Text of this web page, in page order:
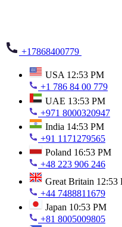
+17868400779
USA 12:53 PM
+1 786 84 00 779
UAE 13:53 PM
+971 8000320947
India 14:53 PM
+91 1171279565
Poland 16:53 PM
+48 223 906 246
Great Britain 12:53
+44 7488811679
Japan 10:53 PM
+81 8005009805